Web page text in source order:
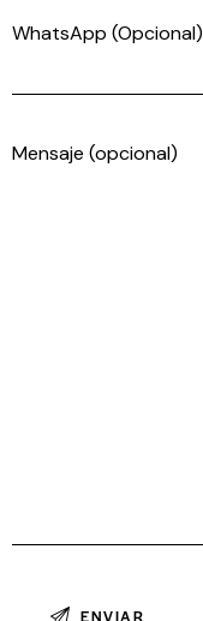
WhatsApp (Opcional)
Mensaje (opcional)